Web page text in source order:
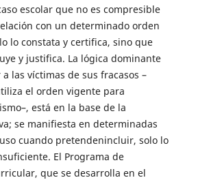
escolar que no es compresible
con un determinado orden
lo constata y certifica, sino que
y justifica. La lógica dominante
las víctimas de sus fracasos –
el orden vigente para
está en la base de la
se manifiesta en determinadas
cuando pretendenincluir, solo lo
El Programa de
que se desarrolla en el